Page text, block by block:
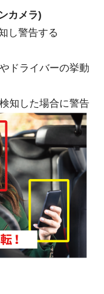
カメラ)
し警告する
ドライバーの挙動
知した場合に警告